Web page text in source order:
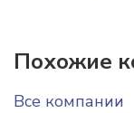
Похожие
Все компании